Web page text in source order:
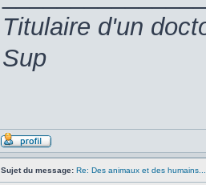
Titulaire d'un
Sup
Sujet du message: Re: Des animaux et des humains...